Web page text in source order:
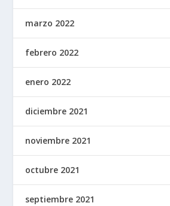
marzo 2022
febrero 2022
enero 2022
diciembre 2021
noviembre 2021
octubre 2021
septiembre 2021